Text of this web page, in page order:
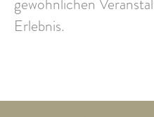
Erlebnis.